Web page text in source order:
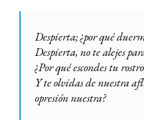
Despierta; ¿por qué
Despierta, no te alejes
¿Por qué escondes tu
Y te olvidas de nuestra
opresión nuestra?